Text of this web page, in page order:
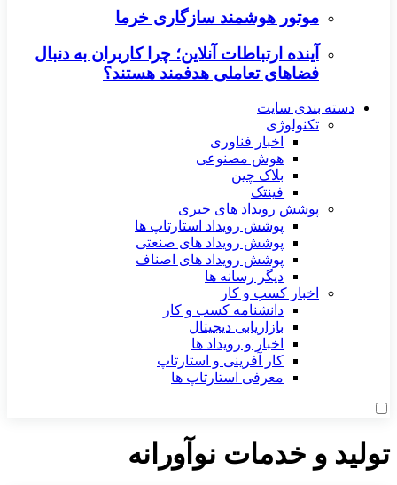
موتور هوشمند سازگاری خرما
آینده ارتباطات آنلاین؛ چرا کاربران به دنبال
فضاهای تعاملی هدفمند هستند؟
دسته بندی سایت
تکنولوژی
اخبار فناوری
هوش مصنوعی
بلاک چین
فینتک
پوشش رویداد های خبری
پوشش رویداد استارتاپ ها
پوشش رویداد های صنعتی
پوشش رویداد های اصناف
دیگر رسانه ها
اخبار کسب و کار
دانشنامه کسب و کار
بازاریابی دیجیتال
اخبار و رویداد ها
کار آفرینی و استارتاپ
معرفی استارتاپ ها
تولید و خدمات نوآورانه